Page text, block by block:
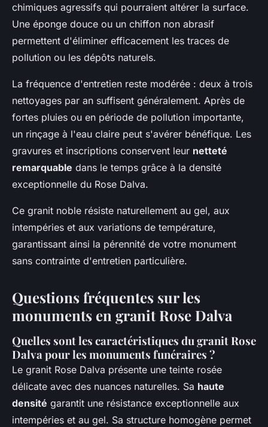
chimiques agressifs qui pourraient altérer la surface.
Une éponge douce ou un chiffon non abrasif
permettent d'éliminer efficacement les traces de
pollution ou les dépôts naturels.
La fréquence d'entretien reste modérée : deux à trois
nettoyages par an suffisent généralement. Après de
fortes pluies ou en période de pollution importante,
un rinçage à l'eau claire peut s'avérer bénéfique. Les
gravures et inscriptions conservent leur netteté
remarquable dans le temps grâce à la densité
exceptionnelle du Rose Dalva.
Ce granit noble résiste naturellement au gel, aux
intempéries et aux variations de température,
garantissant ainsi la pérennité de votre monument
sans contrainte d'entretien particulière.
Questions fréquentes sur les
monuments en granit Rose Dalva
Quelles sont les caractéristiques du granit Rose
Dalva pour les monuments funéraires ?
Le granit Rose Dalva présente une teinte rosée
délicate avec des nuances naturelles. Sa haute
densité garantit une résistance exceptionnelle aux
intempéries et au gel. Sa structure homogène permet